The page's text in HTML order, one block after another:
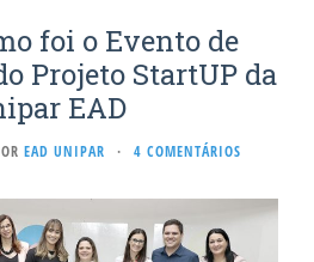
foi o Evento de
Projeto StartUP da
EAD
EAD UNIPAR · 4 COMENTÁRIOS